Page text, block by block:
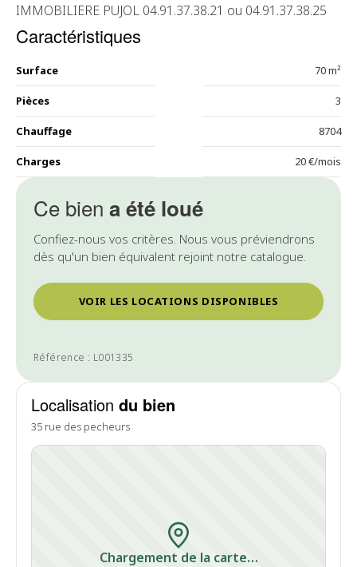
Ce bien a été loué
Confiez-nous vos critères. Nous vous préviendrons
dès qu'un bien équivalent rejoint notre catalogue.
VOIR LES LOCATIONS DISPONIBLES
Référence : L001335
Localisation du bien
35 rue des pecheurs
Chargement de la carte…
IMMOBILIERE PUJOL 04.91.37.38.21 ou 04.91.37.38.25
Caractéristiques
Surface 70 m²
Pièces 3
Chauffage 8704
Charges 20 €/mois